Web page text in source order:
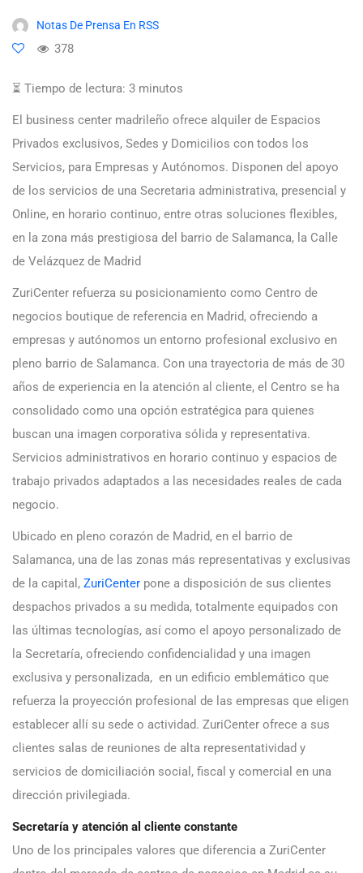
Notas De Prensa En RSS
378
⏳ Tiempo de lectura: 3 minutos
El business center madrileño ofrece alquiler de Espacios
Privados exclusivos, Sedes y Domicilios con todos los
Servicios, para Empresas y Autónomos. Disponen del apoyo
de los servicios de una Secretaria administrativa, presencial y
Online, en horario continuo, entre otras soluciones flexibles,
en la zona más prestigiosa del barrio de Salamanca, la Calle
de Velázquez de Madrid
ZuriCenter refuerza su posicionamiento como Centro de
negocios boutique de referencia en Madrid, ofreciendo a
empresas y autónomos un entorno profesional exclusivo en
pleno barrio de Salamanca. Con una trayectoria de más de 30
años de experiencia en la atención al cliente, el Centro se ha
consolidado como una opción estratégica para quienes
buscan una imagen corporativa sólida y representativa.
Servicios administrativos en horario continuo y espacios de
trabajo privados adaptados a las necesidades reales de cada
negocio.
Ubicado en pleno corazón de Madrid, en el barrio de
Salamanca, una de las zonas más representativas y exclusivas
de la capital, ZuriCenter pone a disposición de sus clientes
despachos privados a su medida, totalmente equipados con
las últimas tecnologías, así como el apoyo personalizado de
la Secretaría, ofreciendo confidencialidad y una imagen
exclusiva y personalizada, en un edificio emblemático que
refuerza la proyección profesional de las empresas que eligen
establecer allí su sede o actividad. ZuriCenter ofrece a sus
clientes salas de reuniones de alta representatividad y
servicios de domiciliación social, fiscal y comercial en una
dirección privilegiada.
Secretaría y atención al cliente constante
Uno de los principales valores que diferencia a ZuriCenter